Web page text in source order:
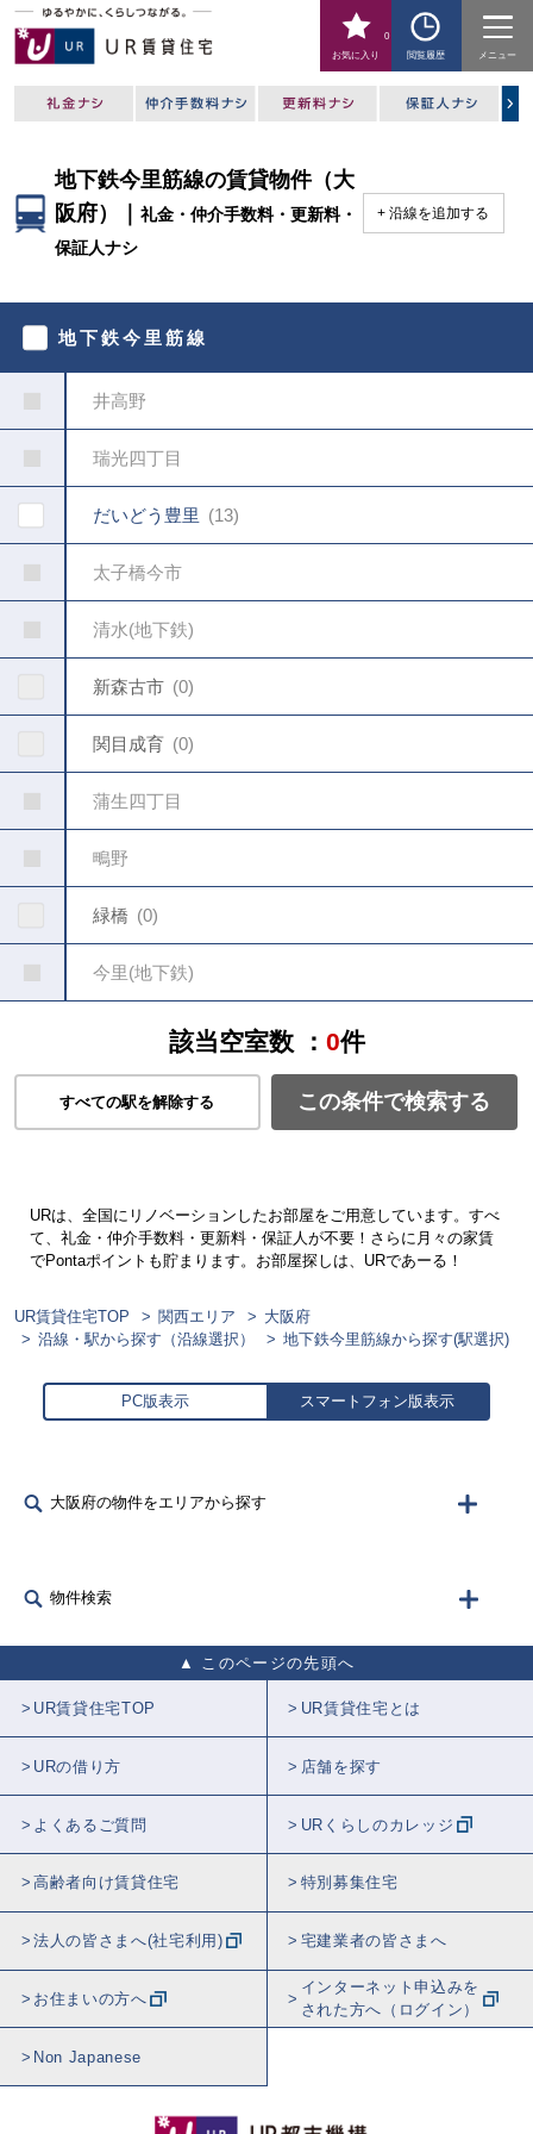
お気に入り
0
閲覧履歴
メニュー
地下鉄今里筋線の賃貸物件（大
阪府）｜礼金・仲介手数料・更新料・
保証人ナシ
沿線を追加する
く
地下鉄今里筋線
井高野
瑞光四丁目
だいどう豊里 13
太子橋今市
清水(地下鉄)
新森古市 0
関目成育 0
蒲生四丁目
鴫野
緑橋 0
今里(地下鉄)
該当空室数 ： 0件
すべての駅を解除する この条件で検索する
URは、全国にリノベーションしたお部屋をご用意しています。すべ
て、礼金・仲介手数料・更新料・保証人が不要！さらに月々の家賃
でPontaポイントも貯まります。お部屋探しは、URであーる！
UR賃貸住宅TOP 関西エリア
大阪府
沿線・駅から探す（沿線選択）
地下鉄今里筋線から探す(駅選択)
PC版表示 スマートフォン版表示
大阪府の物件をエリアから探す
物件検索
このページの先頭へ
UR賃貸住宅TOP UR賃貸住宅とは
URの借り方 店舗を探す
よくあるご質問 URくらしのカレッジ
高齢者向け賃貸住宅 特別募集住宅
法人の皆さまへ(社宅利用) 宅建業者の皆さまへ
お住まいの方へ
インターネット申込みを
された方へ（ログイン）
Non Japanese